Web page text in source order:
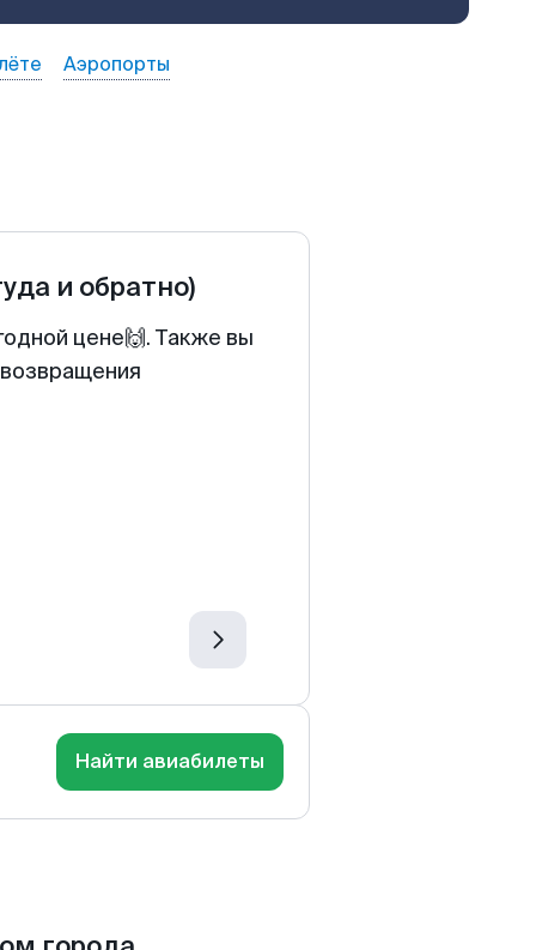
Аэропорты
и обратно)
цене🙌. Также вы
Найти авиабилеты